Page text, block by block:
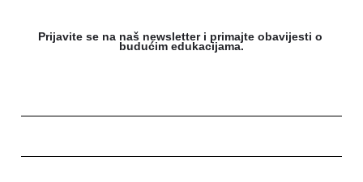
Prijavite se na naš newsletter i primajte obavijesti o
budućim edukacijama.